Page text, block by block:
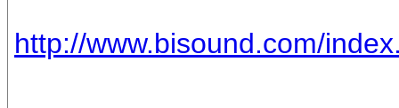
http://www.bisound.com/